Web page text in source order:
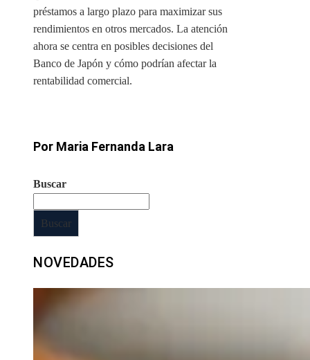
préstamos a largo plazo para maximizar sus
rendimientos en otros mercados. La atención
ahora se centra en posibles decisiones del
Banco de Japón y cómo podrían afectar la
rentabilidad comercial.
Por Maria Fernanda Lara
Buscar
Buscar
NOVEDADES